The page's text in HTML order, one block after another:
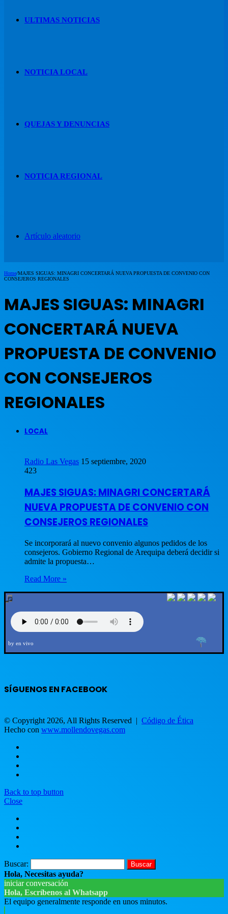
ULTIMAS NOTICIAS
NOTICIA LOCAL
QUEJAS Y DENUNCIAS
NOTICIA REGIONAL
Artículo aleatorio
Home/MAJES SIGUAS: MINAGRI CONCERTARÁ NUEVA PROPUESTA DE CONVENIO CON
CONSEJEROS REGIONALES
MAJES SIGUAS: MINAGRI
CONCERTARÁ NUEVA
PROPUESTA DE CONVENIO
CON CONSEJEROS
REGIONALES
LOCAL
Radio Las Vegas 15 septiembre, 2020
423
MAJES SIGUAS: MINAGRI CONCERTARÁ
NUEVA PROPUESTA DE CONVENIO CON
CONSEJEROS REGIONALES
Se incorporará al nuevo convenio algunos pedidos de los
consejeros. Gobierno Regional de Arequipa deberá decidir si
admite la propuesta…
Read More »
by en vivo
SÍGUENOS EN FACEBOOK
© Copyright 2026, All Rights Reserved | Código de Ética
Hecho con www.mollendovegas.com
Back to top button
Close
Buscar:
Hola, Necesitas ayuda?
iniciar conversación
Hola, Escríbenos al Whatsapp
El equipo generalmente responde en unos minutos.